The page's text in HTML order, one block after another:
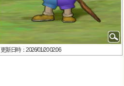
更新日時：2026/01/20 02:06